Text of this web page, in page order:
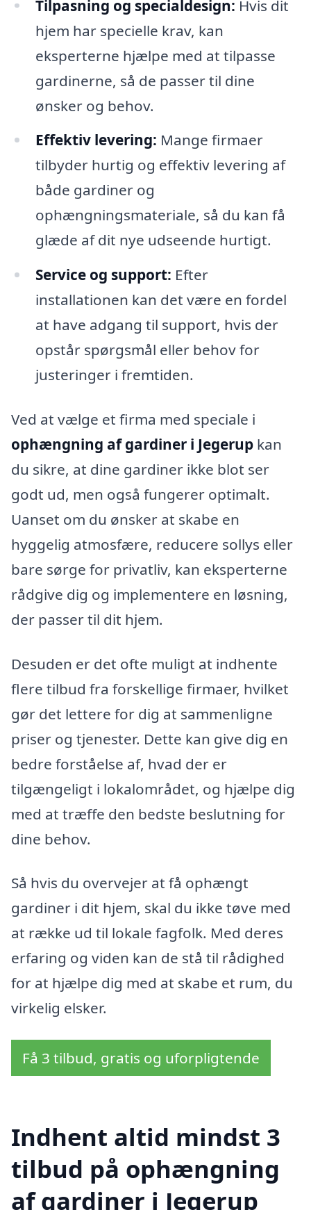
Tilpasning og specialdesign: Hvis dit
hjem har specielle krav, kan
eksperterne hjælpe med at tilpasse
gardinerne, så de passer til dine
ønsker og behov.
Effektiv levering: Mange firmaer
tilbyder hurtig og effektiv levering af
både gardiner og
ophængningsmateriale, så du kan få
glæde af dit nye udseende hurtigt.
Service og support: Efter
installationen kan det være en fordel
at have adgang til support, hvis der
opstår spørgsmål eller behov for
justeringer i fremtiden.
Ved at vælge et firma med speciale i
ophængning af gardiner i Jegerup kan
du sikre, at dine gardiner ikke blot ser
godt ud, men også fungerer optimalt.
Uanset om du ønsker at skabe en
hyggelig atmosfære, reducere sollys eller
bare sørge for privatliv, kan eksperterne
rådgive dig og implementere en løsning,
der passer til dit hjem.
Desuden er det ofte muligt at indhente
flere tilbud fra forskellige firmaer, hvilket
gør det lettere for dig at sammenligne
priser og tjenester. Dette kan give dig en
bedre forståelse af, hvad der er
tilgængeligt i lokalområdet, og hjælpe dig
med at træffe den bedste beslutning for
dine behov.
Så hvis du overvejer at få ophængt
gardiner i dit hjem, skal du ikke tøve med
at række ud til lokale fagfolk. Med deres
erfaring og viden kan de stå til rådighed
for at hjælpe dig med at skabe et rum, du
virkelig elsker.
Få 3 tilbud, gratis og uforpligtende
Indhent altid mindst 3
tilbud på ophængning
af gardiner i Jegerup